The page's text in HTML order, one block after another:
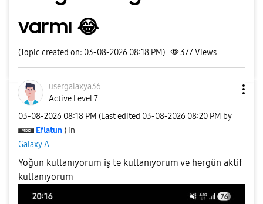
varmı 😂
(Topic created on: 03-08-2026 08:18 PM) 377Views
usergalaxya36
Active Level 7
‎03-08-2026 08:18 PM (Last edited ‎03-08-2026 08:20 PM by
Eflatun ) in
Galaxy A
Yoğun kullanıyorum iş te kullanıyorum ve hergün aktif
kullanıyorum